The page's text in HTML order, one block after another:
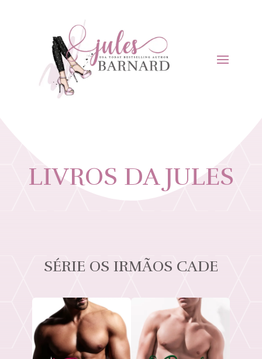
LIVROS DA JULES
SÉRIE OS IRMÃOS CADE